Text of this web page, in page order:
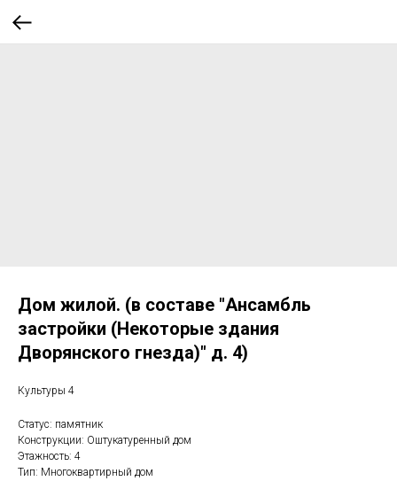
Дом жилой. (в составе "Ансамбль
застройки (Некоторые здания
Дворянского гнезда)" д. 4)
Культуры 4
Статус: памятник
Конструкции: Оштукатуренный дом
Этажность: 4
Тип: Многоквартирный дом